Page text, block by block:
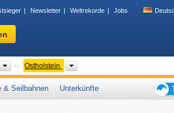
Newsletter Weltrekorde Jobs
Bundesländer
Ostholstein
& Seilbahnen
Unterkünfte